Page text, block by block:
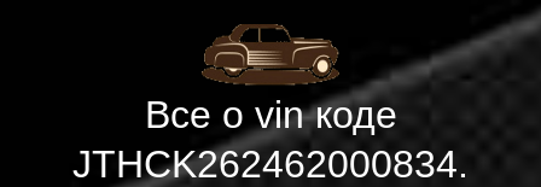
Все о vin коде
JTHCK262462000834.